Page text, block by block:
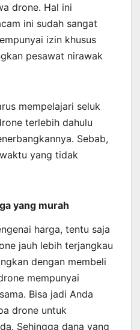
drone. Hal ini
ini sudah sangat
izin khusus
pesawat nirawak
mempelajari seluk
terlebih dahulu
Sebab,
yang tidak
yang murah
harga, tentu saja
jauh lebih terjangkau
dengan membeli
mempunyai
Bisa jadi Anda
drone untuk
Sehingga dana yang